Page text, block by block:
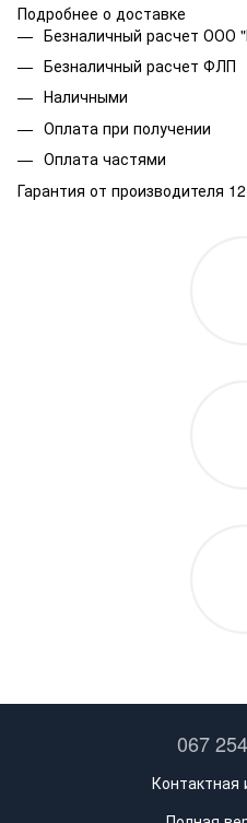
Подробнее о доставке
Безналичный расчет
Безналичный расчет ФЛП
Наличными
Оплата при получении
Оплата частями
Гарантия от производителя
067